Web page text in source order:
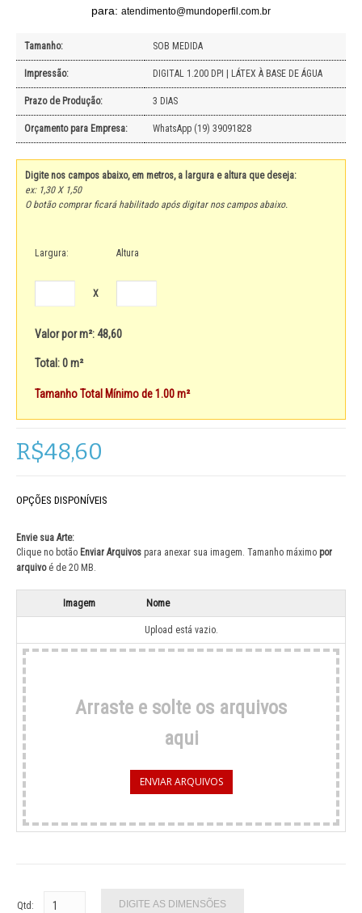
para: atendimento@mundoperfil.com.br
Tamanho: SOB MEDIDA
Impressão: DIGITAL 1.200 DPI | LÁTEX À BASE DE ÁGUA
Prazo de Produção: 3 DIAS
Orçamento para Empresa: WhatsApp (19) 39091828
Digite nos campos abaixo, em metros, a largura e altura que deseja:
ex: 1,30 X 1,50
O botão comprar ficará habilitado após digitar nos campos abaixo.
Largura: Altura
X
Valor por m²: 48,60
Total: 0 m²
Tamanho Total Mínimo de 1.00 m²
R$48,60
OPÇÕES DISPONÍVEIS
Envie sua Arte:
Clique no botão Enviar Arquivos para anexar sua imagem. Tamanho máximo por
arquivo é de 20 MB.
Imagem Nome
Upload está vazio.
Arraste e solte os arquivos
aqui
ENVIAR ARQUIVOS
Qtd: